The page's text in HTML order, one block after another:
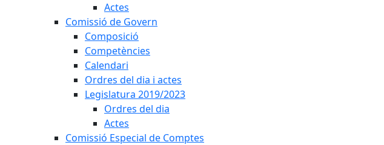
Actes
Comissió de Govern
Composició
Competències
Calendari
Ordres del dia i actes
Legislatura 2019/2023
Ordres del dia
Actes
Comissió Especial de Comptes